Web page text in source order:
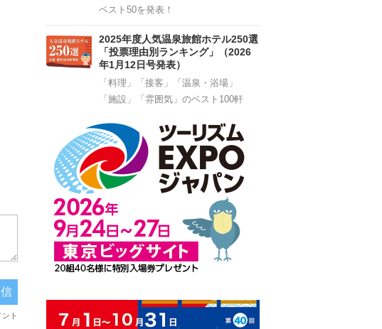
ベスト50を発表！
2025年度人気温泉旅館ホテル250選
「投票理由別ランキング」（2026
年1月12日号発表）
「料理」「接客」「温泉・浴場」
「施設」「雰囲気」のベスト100軒